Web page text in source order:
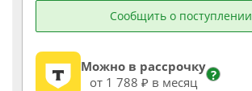
Сообщить о поступлении
Можно в рассрочку
от 1 788 ₽ в месяц
?